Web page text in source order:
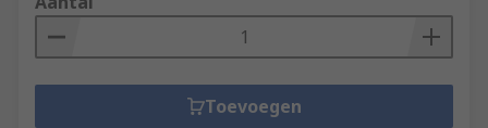
Toevoegen